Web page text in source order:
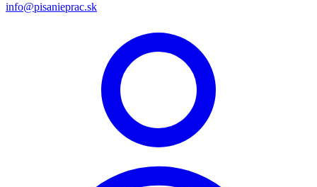
info@pisanieprac.sk